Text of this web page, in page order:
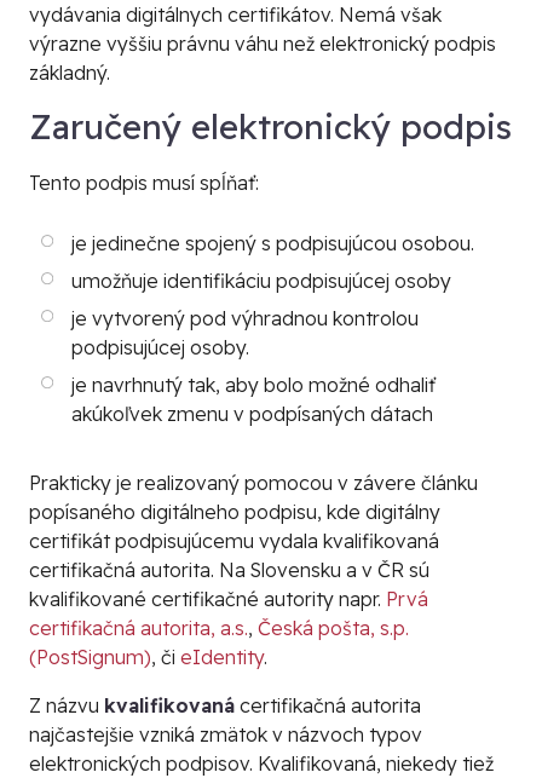
vydávania digitálnych certifikátov. Nemá však
výrazne vyššiu právnu váhu než elektronický podpis
základný.
Zaručený elektronický podpis
Tento podpis musí spĺňať:
je jedinečne spojený s podpisujúcou osobou.
umožňuje identifikáciu podpisujúcej osoby
je vytvorený pod výhradnou kontrolou
podpisujúcej osoby.
je navrhnutý tak, aby bolo možné odhaliť
akúkoľvek zmenu v podpísaných dátach
Prakticky je realizovaný pomocou v závere článku
popísaného digitálneho podpisu, kde digitálny
certifikátpodpisujúcemu vydala kvalifikovaná
certifikačná autorita. Na Slovensku a v ČR sú
kvalifikované certifikačné autority napr. Prvá
certifikačná autorita, a.s., Česká pošta, s.p.
(PostSignum), či eIdentity.
Z názvu kvalifikovaná certifikačná autorita
najčastejšie vzniká zmätok v názvoch typov
elektronických podpisov. Kvalifikovaná, niekedy tiež